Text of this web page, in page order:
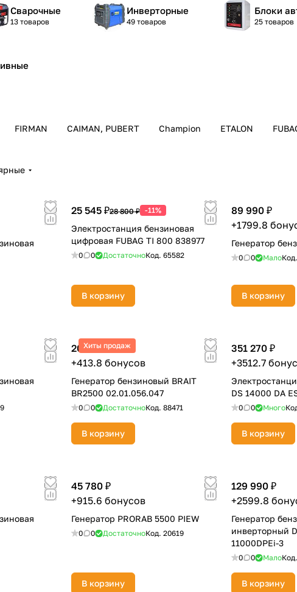
Сварочные
13 товаров
Инверторные
49 товаров
Блоки
25 товаров
FIRMAN CAIMAN, PUBERT Champion ETALON
25 545 ₽28 800 ₽ -11%
Электростанция бензиновая
цифровая FUBAG TI 800 838977
0 0 ДостаточноКод. 65582
В корзину
89 990 ₽
+1799.8
Генератор
0 0 МалоКод.
В корзину
Хиты продаж
20 690 ₽
+413.8 бонусов
Генератор бензиновый BRAIT
BR2500 02.01.056.047
0 0 ДостаточноКод. 88471
В корзину
351 270 ₽
+3512.7
DS 14000 DA
0 0 Много
В корзину
45 780 ₽
+915.6 бонусов
Генератор PRORAB 5500 PIEW
0 0 ДостаточноКод. 20619
В корзину
129 990 ₽
+2599.8
Генератор
инверторный
11000DPEi-3
0 0 МалоКод.
В корзину
Оставшиеся75% будут списываться
с вашей карты каждые 2 недели
об оплате Плайтом
25
раз в 2
недели
раз в 2 недели
Остались вопросы?
8 800 302-02-51
plait.ru